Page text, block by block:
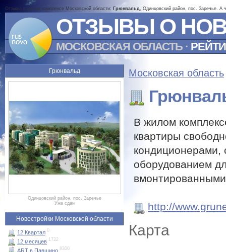
Отзывы о жилом комплексе Московской области: Грюнвальд, Одинцовский район, пос. Заречье. А
ОТЗЫВЫ О
МОСКОВСКАЯ ОБЛАСТЬ ·
Грюнвальд
Одинцовский район, пос. Заречье
Уже сдан
Новостройки Московской области
12 Квартал 0
12 месяцев 1722
ART в Павшино 8300
Московская область
В жилом
квартиры
оборудованием
http://
Карта